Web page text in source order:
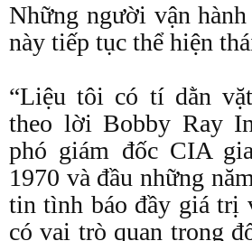
Những người vận
này tiếp tục thể hiện
“Liệu tôi có tí dằn
theo lời Bobby Ray
phó giám đốc CIA
1970 và đầu những
tin tình báo đầy giá trị
có vai trò quan trọng